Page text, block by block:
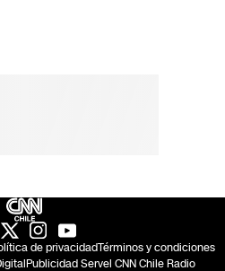
de privacidadTérminos y condiciones
Publicidad Servel CNN Chile Radio